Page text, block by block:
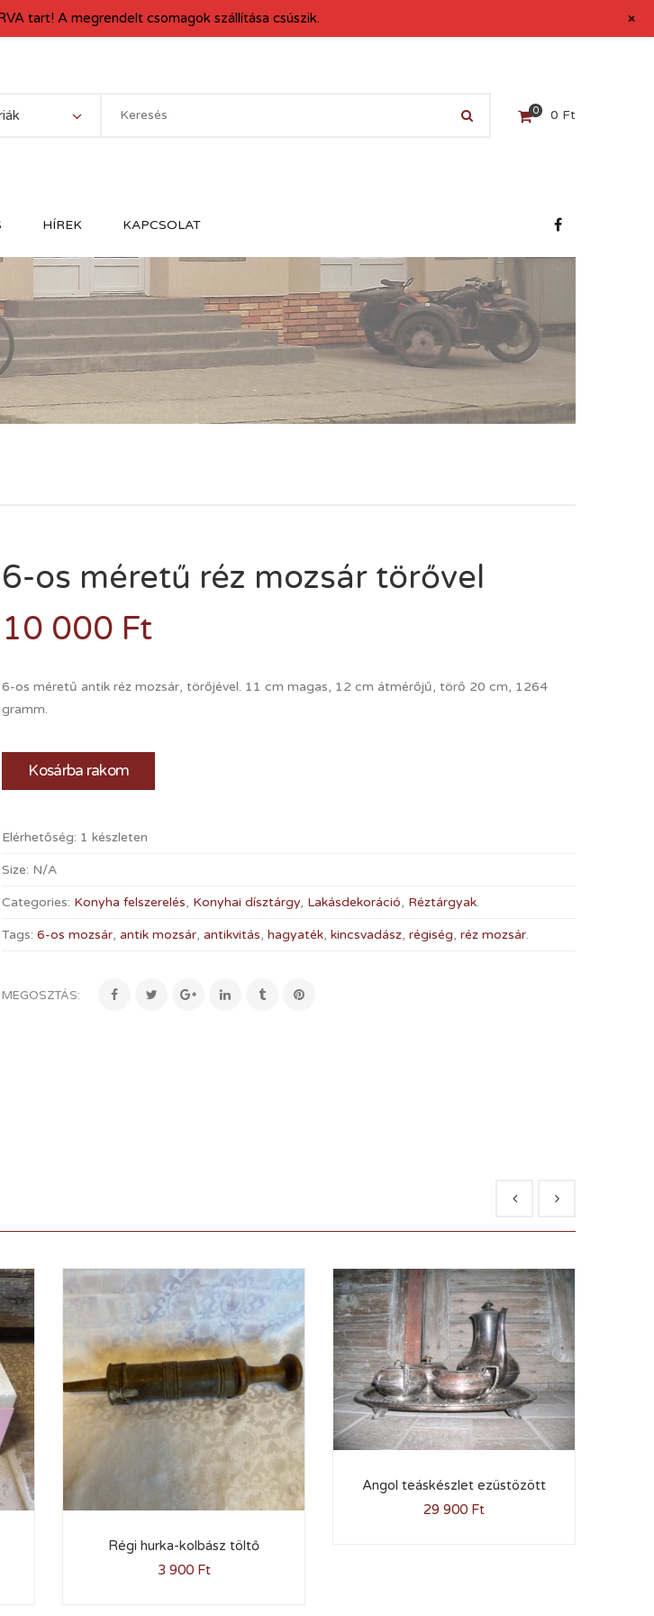
0 0 Ft
HÍREK KAPCSOLAT
6-os méretű réz mozsár törővel
10 000 Ft
6-os méretű antik réz mozsár, törőjével. 11 cm magas, 12 cm átmérőjű, törő 20 cm, 1264
gramm.
Kosárba rakom
Elérhetőség: 1 készleten
Size: N/A
Categories: Konyha felszerelés, Konyhai dísztárgy, Lakásdekoráció, Réztárgyak.
Tags: 6-os mozsár,antik mozsár,antikvitás,hagyaték,kincsvadász,régiség,réz mozsár.
MEGOSZTÁS:
Régi hurka-kolbász töltő
3 900 Ft
Angol teáskészlet ezüstözött
29 900 Ft
tart! A megrendelt csomagok szállítása csúszik. +